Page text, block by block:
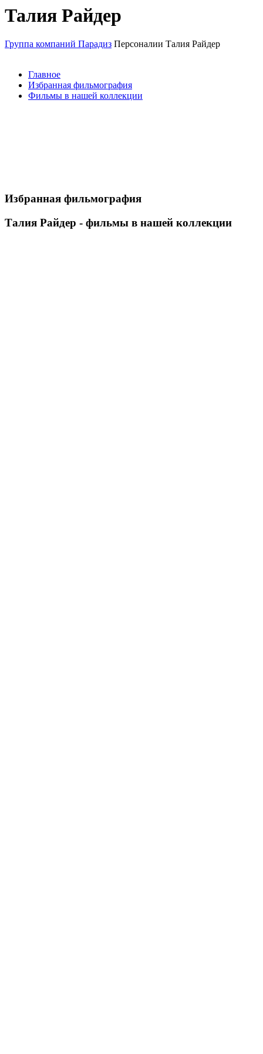
Талия Райдер
Группа компаний Парадиз Персоналии Талия Райдер
Главное
Избранная фильмография
Фильмы в нашей коллекции
Избранная фильмография
Талия Райдер - фильмы в нашей коллекции